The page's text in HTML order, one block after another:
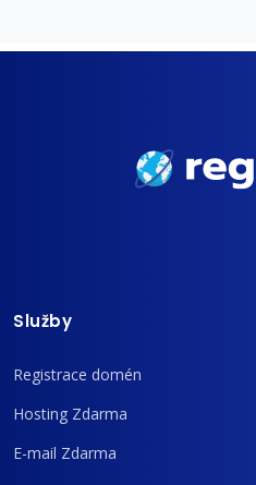
Služby
Registrace domén
Hosting Zdarma
E-mail Zdarma